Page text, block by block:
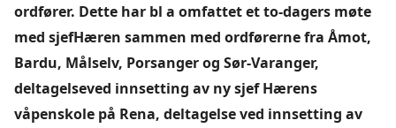
ordfører. Dette har bl a omfattet et to-dagers møte
med sjefHæren sammen med ordførerne fra Åmot,
Bardu, Målselv, Porsanger og Sør-Varanger,
deltagelseved innsetting av ny sjef Hærens
våpenskole på Rena, deltagelse ved innsetting av